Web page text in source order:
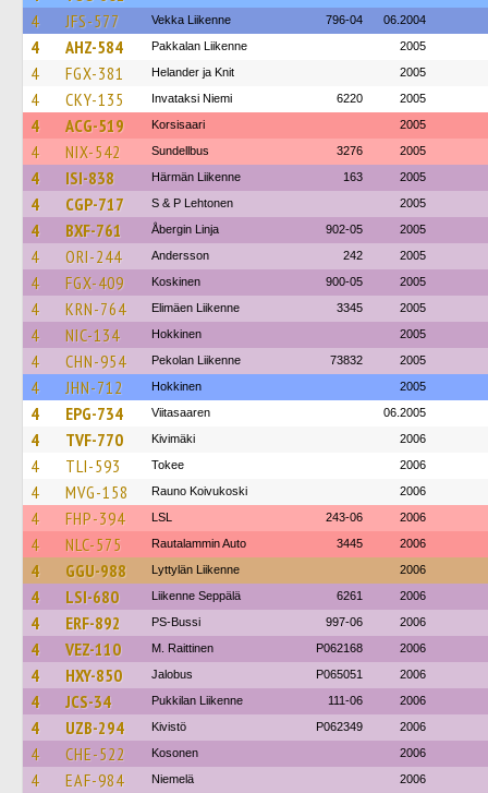
4 JFS-577 Vekka Liikenne 796-04 06.2004
4 AHZ-584 Pakkalan Liikenne 2005
4 FGX-381 Helander ja Knit 2005
4 CKY-135 Invataksi Niemi 6220 2005
4 ACG-519 Korsisaari 2005
4 NIX-542 Sundellbus 3276 2005
4 ISI-838 Härmän Liikenne 163 2005
4 CGP-717 S & P Lehtonen 2005
4 BXF-761 Åbergin Linja 902-05 2005
4 ORI-244 Andersson 242 2005
4 FGX-409 Koskinen 900-05 2005
4 KRN-764 Elimäen Liikenne 3345 2005
4 NIC-134 Hokkinen 2005
4 CHN-954 Pekolan Liikenne 73832 2005
4 JHN-712 Hokkinen 2005
4 EPG-734 Viitasaaren 06.2005
4 TVF-770 Kivimäki 2006
4 TLI-593 Tokee 2006
4 MVG-158 Rauno Koivukoski 2006
4 FHP-394 LSL 243-06 2006
4 NLC-575 Rautalammin Auto 3445 2006
4 GGU-988 Lyttylän Liikenne 2006
4 LSI-680 Liikenne Seppälä 6261 2006
4 ERF-892 PS-Bussi 997-06 2006
4 VEZ-110 M. Raittinen P062168 2006
4 HXY-850 Jalobus P065051 2006
4 JCS-34 Pukkilan Liikenne 111-06 2006
4 UZB-294 Kivistö P062349 2006
4 CHE-522 Kosonen 2006
4 EAF-984 Niemelä 2006